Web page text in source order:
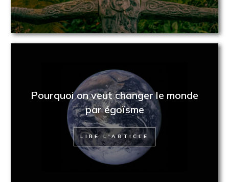
Pourquoi on veut changer le monde
par égoïsme
LIRE L'ARTICLE